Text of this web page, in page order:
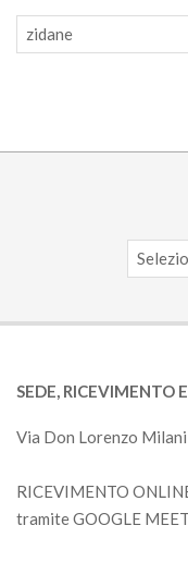
Categorie
Archivi
SEDE, RICEVIMENTO
Via Don Lorenzo
RICEVIMENTO
tramite GOOGLE MEET